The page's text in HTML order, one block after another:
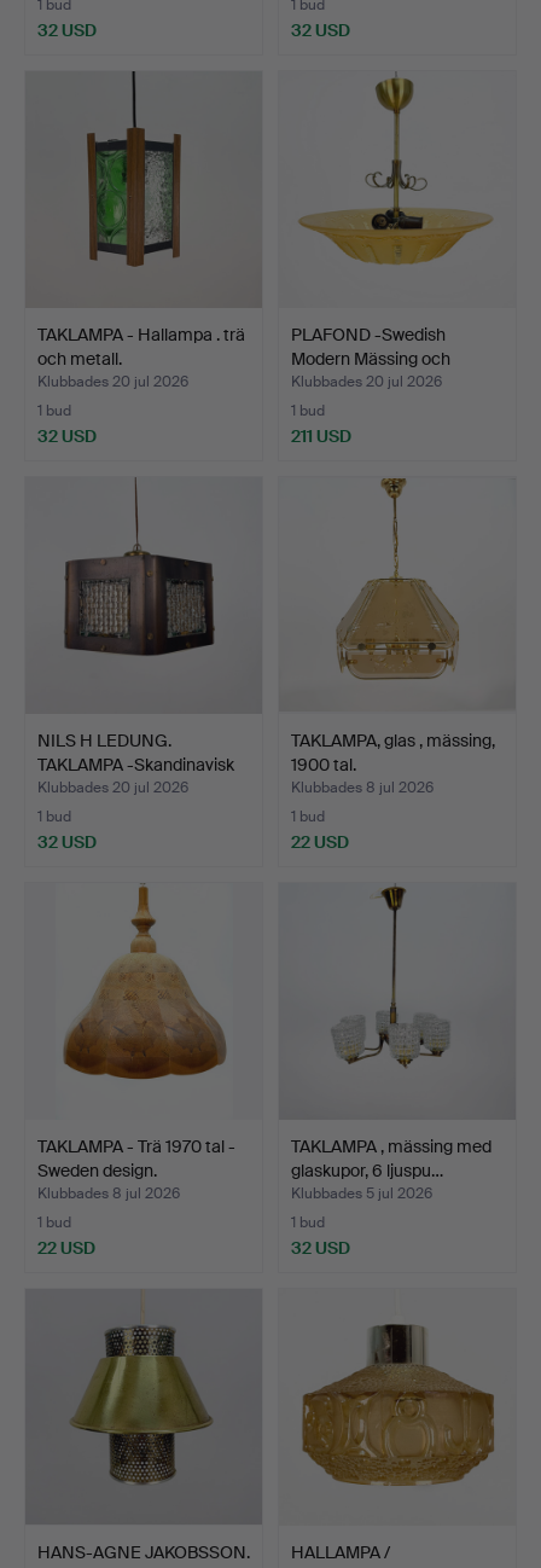
1 bud
32 USD
1 bud
32 USD
TAKLAMPA - Hallampa . trä
och metall.
Klubbades 20 jul 2026
1 bud
32 USD
PLAFOND -Swedish
Modern Mässing och
textur…
Klubbades 20 jul 2026
1 bud
211 USD
NILS H LEDUNG.
TAKLAMPA -Skandinavisk
brut…
Klubbades 20 jul 2026
1 bud
32 USD
TAKLAMPA, glas , mässing,
1900 tal.
Klubbades 8 jul 2026
1 bud
22 USD
TAKLAMPA - Trä 1970 tal -
Sweden design.
Klubbades 8 jul 2026
1 bud
22 USD
TAKLAMPA , mässing med
glaskupor, 6 ljuspu…
Klubbades 5 jul 2026
1 bud
32 USD
HANS-AGNE JAKOBSSON.
HALLAMPA /